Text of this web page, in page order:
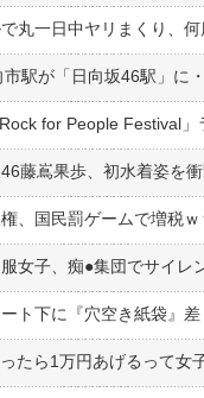
で丸一日中ヤリまくり、
駅が「日向坂46駅」に
for People Festival」
権、国民罰ゲームで増税
服女子、痴●︎集団でサイレ
ト下に『穴空き紙袋』
たら1万円あげるって女